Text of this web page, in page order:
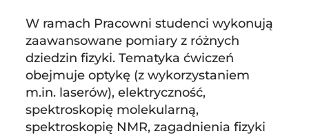
W ramach Pracowni studenci wykonują
zaawansowane pomiary z różnych
dziedzin fizyki. Tematyka ćwiczeń
obejmuje optykę (z wykorzystaniem
m.in. laserów), elektryczność,
spektroskopię molekularną,
spektroskopię NMR, zagadnienia fizyki